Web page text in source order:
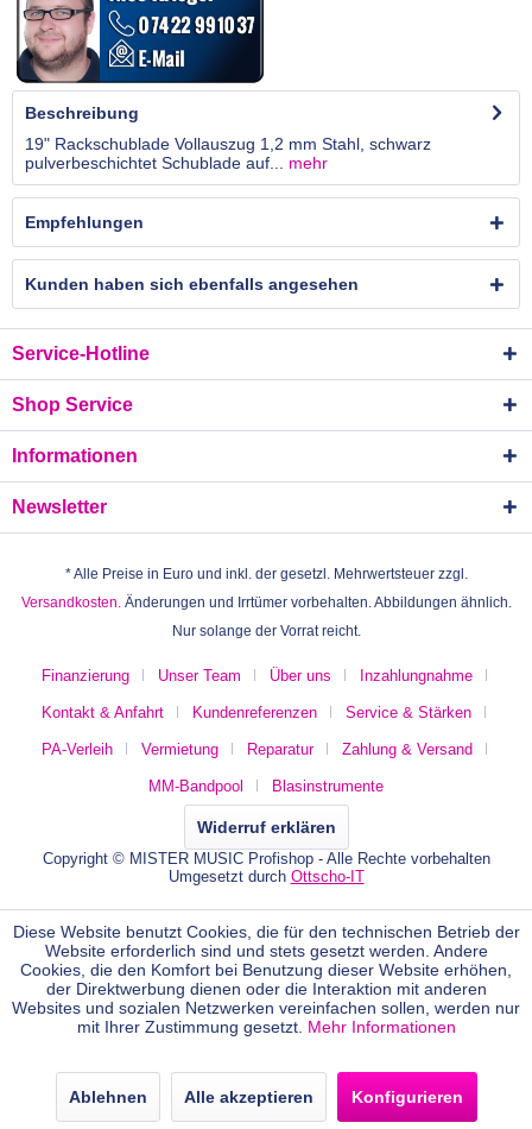
Beschreibung
19" Rackschublade Vollauszug 1,2 mm Stahl, schwarz
pulverbeschichtet Schublade auf... mehr
Empfehlungen
Kunden haben sich ebenfalls angesehen
Service-Hotline
Shop Service
Informationen
Newsletter
* Alle Preise in Euro und inkl. der gesetzl. Mehrwertsteuer zzgl.
Versandkosten. Änderungen und Irrtümer vorbehalten. Abbildungen ähnlich.
Nur solange der Vorrat reicht.
Finanzierung Unser Team Über uns Inzahlungnahme
Kontakt & Anfahrt Kundenreferenzen Service & Stärken
PA-Verleih Vermietung Reparatur Zahlung & Versand
MM-Bandpool Blasinstrumente
Widerruf erklären
Copyright © MISTER MUSIC Profishop - Alle Rechte vorbehalten
Umgesetzt durch Ottscho-IT
Diese Website benutzt Cookies, die für den technischen Betrieb der
Website erforderlich sind und stets gesetzt werden. Andere
Cookies, die den Komfort bei Benutzung dieser Website erhöhen,
der Direktwerbung dienen oder die Interaktion mit anderen
Websites und sozialen Netzwerken vereinfachen sollen, werden nur
mit Ihrer Zustimmung gesetzt. Mehr Informationen
Ablehnen Alle akzeptieren Konfigurieren